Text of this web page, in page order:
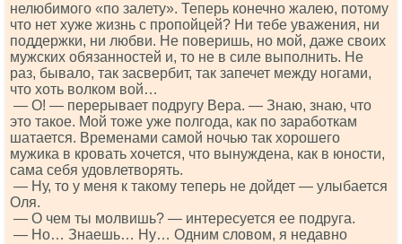
нелюбимого «по залету». Теперь конечно жалею, потому
что нет хуже жизнь с пропойцей? Ни тебе уважения, ни
поддержки, ни любви. Не поверишь, но мой, даже своих
мужских обязанностей и, то не в силе выполнить. Не
раз, бывало, так засвербит, так запечет между ногами,
что хоть волком вой…
— О! — перерывает подругу Вера. — Знаю, знаю, что
это такое. Мой тоже уже полгода, как по заработкам
шатается. Временами самой ночью так хорошего
мужика в кровать хочется, что вынуждена, как в юности,
сама себя удовлетворять.
— Ну, то у меня к такому теперь не дойдет — улыбается
Оля.
— О чем ты молвишь? — интересуется ее подруга.
— Но… Знаешь… Ну… Одним словом, я недавно